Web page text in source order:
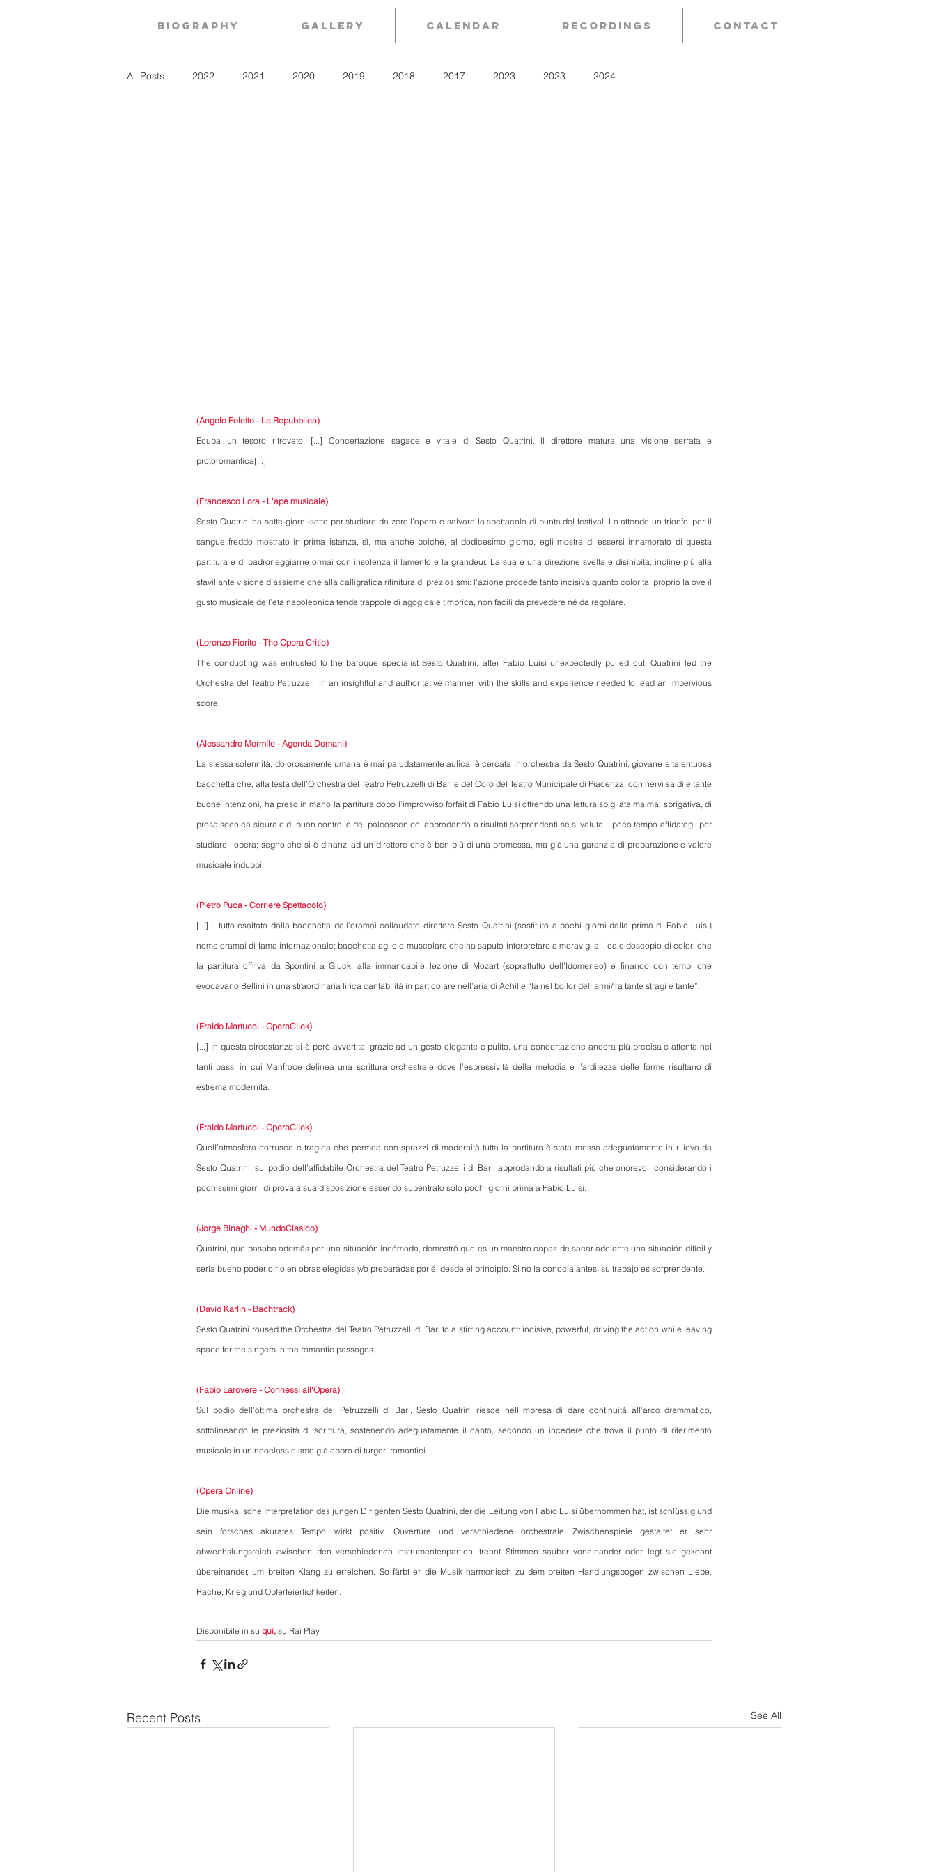
Biography Gallery Calendar Recordings Contact
All Posts 2022 2021 2020 2019 2018 2017 2023 2023 2024
(Angelo Foletto - La Repubblica)
Ecuba un tesoro ritrovato. [...] Concertazione sagace e vitale di Sesto Quatrini. Il direttore matura una visione serrata e
protoromantica[...].
(Francesco Lora - L'ape musicale)
Sesto Quatrini ha sette-giorni-sette per studiare da zero l’opera e salvare lo spettacolo di punta del festival. Lo attende un trionfo: per il
sangue freddo mostrato in prima istanza, sì, ma anche poiché, al dodicesimo giorno, egli mostra di essersi innamorato di questa
partitura e di padroneggiarne ormai con insolenza il lamento e la grandeur. La sua è una direzione svelta e disinibita, incline più alla
sfavillante visione d’assieme che alla calligrafica rifinitura di preziosismi: l’azione procede tanto incisiva quanto colorita, proprio là ove il
gusto musicale dell’età napoleonica tende trappole di agogica e timbrica, non facili da prevedere né da regolare.
(Lorenzo Fiorito - The Opera Critic)
The conducting was entrusted to the baroque specialist Sesto Quatrini, after Fabio Luisi unexpectedly pulled out; Quatrini led the
Orchestra del Teatro Petruzzelli in an insightful and authoritative manner, with the skills and experience needed to lead an impervious
score.
(Alessandro Mormile - Agenda Domani)
La stessa solennità, dolorosamente umana è mai paludatamente aulica, è cercata in orchestra da Sesto Quatrini, giovane e talentuosa
bacchetta che, alla testa dell’Orchestra del Teatro Petruzzelli di Bari e del Coro del Teatro Municipale di Piacenza, con nervi saldi e tante
buone intenzioni, ha preso in mano la partitura dopo l’improvviso forfait di Fabio Luisi offrendo una lettura spigliata ma mai sbrigativa, di
presa scenica sicura e di buon controllo del palcoscenico, approdando a risultati sorprendenti se si valuta il poco tempo affidatogli per
studiare l’opera; segno che si è dinanzi ad un direttore che è ben più di una promessa, ma già una garanzia di preparazione e valore
musicale indubbi.
(Pietro Puca - Corriere Spettacolo)
[...] il tutto esaltato dalla bacchetta dell’oramai collaudato direttore Sesto Quatrini (sostituto a pochi giorni dalla prima di Fabio Luisi)
nome oramai di fama internazionale; bacchetta agile e muscolare che ha saputo interpretare a meraviglia il caleidoscopio di colori che
la partitura offriva da Spontini a Gluck, alla immancabile lezione di Mozart (soprattutto dell’Idomeneo) e financo con tempi che
evocavano Bellini in una straordinaria lirica cantabilità in particolare nell’aria di Achille “là nel bollor dell’armi/fra tante stragi e tante”.
(Eraldo Martucci - OperaClick)
[...] In questa circostanza si è però avvertita, grazie ad un gesto elegante e pulito, una concertazione ancora più precisa e attenta nei
tanti passi in cui Manfroce delinea una scrittura orchestrale dove l’espressività della melodia e l’arditezza delle forme risultano di
estrema modernità.
(Eraldo Martucci - OperaClick)
Quell’atmosfera corrusca e tragica che permea con sprazzi di modernità tutta la partitura è stata messa adeguatamente in rilievo da
Sesto Quatrini, sul podio dell’affidabile Orchestra del Teatro Petruzzelli di Bari, approdando a risultati più che onorevoli considerando i
pochissimi giorni di prova a sua disposizione essendo subentrato solo pochi giorni prima a Fabio Luisi.
(Jorge Binaghi - MundoClasico)
Quatrini, que pasaba además por una situación incómoda, demostró que es un maestro capaz de sacar adelante una situación difícil y
sería bueno poder oírlo en obras elegidas y/o preparadas por él desde el principio. Si no la conocía antes, su trabajo es sorprendente.
(David Karlin - Bachtrack)
Sesto Quatrini roused the Orchestra del Teatro Petruzzelli di Bari to a stirring account: incisive, powerful, driving the action while leaving
space for the singers in the romantic passages.
(Fabio Larovere - Connessi all'Opera)
Sul podio dell’ottima orchestra del Petruzzelli di Bari, Sesto Quatrini riesce nell’impresa di dare continuità all’arco drammatico,
sottolineando le preziosità di scrittura, sostenendo adeguatamente il canto, secondo un incedere che trova il punto di riferimento
musicale in un neoclassicismo già ebbro di turgori romantici.
(Opera Online)
Die musikalische Interpretation des jungen Dirigenten Sesto Quatrini, der die Leitung von Fabio Luisi übernommen hat, ist schlüssig und
sein forsches akurates Tempo wirkt positiv. Ouvertüre und verschiedene orchestrale Zwischenspiele gestaltet er sehr
abwechslungsreich zwischen den verschiedenen Instrumentenpartien, trennt Stimmen sauber voneinander oder legt sie gekonnt
übereinander, um breiten Klang zu erreichen. So färbt er die Musik harmonisch zu dem breiten Handlungsbogen zwischen Liebe,
Rache, Krieg und Opferfeierlichkeiten.
Disponibile in su qui, su Rai Play
Recent Posts See All